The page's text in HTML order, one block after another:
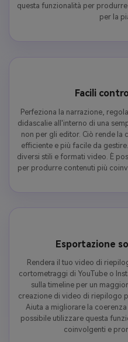
questa funzionalità per
per la
Facili
Perfeziona la narrazione,
didascalie all'interno di una
non per gli editor. Ciò rende
efficiente e più facile da
diversi stili e formati video. È
per produrre contenuti più
Esportazione
Rendera il tuo video di
cortometraggi di YouTube o
sulla timeline per un
creazione di video di riepilogo
Aiuta a migliorare la
possibile utilizzare questa
coinvolgenti e